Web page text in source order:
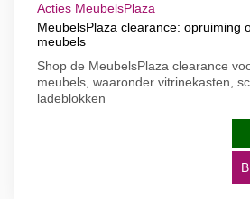
Acties MeubelsPlaza
MeubelsPlaza clearance: opruiming
meubels
Shop de MeubelsPlaza clearance
meubels, waaronder vitrinekasten,
ladeblokken